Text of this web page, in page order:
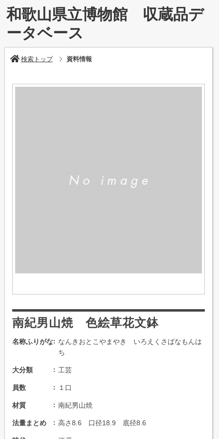
和歌山県立博物館 収蔵品デ
ータベース
検索トップ 資料情報
南紀男山焼 色絵草花文鉢
名称ふりがな
なんきおとこやまやき いろえくさばなもんは
ち
大分類 工芸
員数 １口
材質 南紀男山焼
法量まとめ 高さ8.6 口径18.9 底径8.6